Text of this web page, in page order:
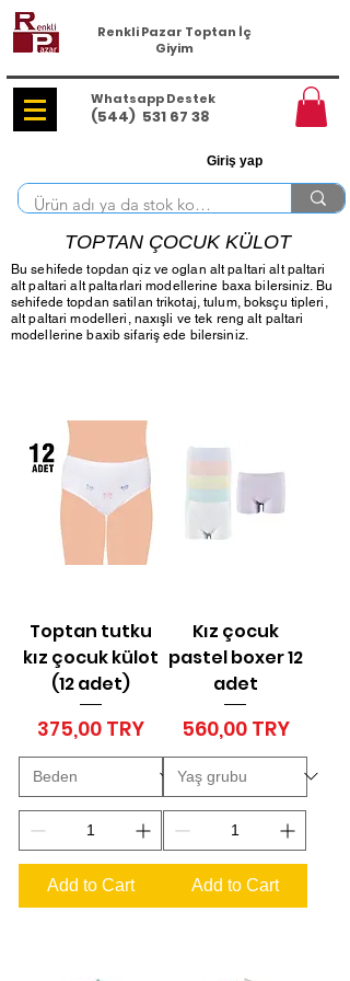
Renkli Pazar Toptan İç
Giyim
Whatsapp Destek
(544) 531 67 38
Giriş yap
TOPTAN ÇOCUK KÜLOT
Bu sehifede topdan qiz ve oglan alt paltari alt paltari
alt paltari alt paltarlari modellerine baxa bilersiniz. Bu
sehifede topdan satilan trikotaj, tulum, boksçu tipleri,
alt paltari modelleri, naxışli ve tek reng alt paltari
modellerine baxib sifariş ede bilersiniz.
Toptan tutku
kız çocuk külot
(12 adet)
Price
375,00 TRY
Add to Cart
Kız çocuk
pastel boxer 12
adet
Price
560,00 TRY
Add to Cart